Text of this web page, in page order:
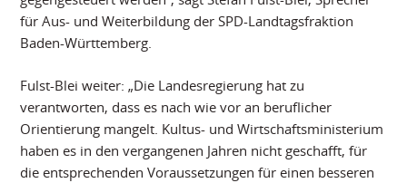
für Aus- und Weiterbildung der SPD-Landtagsfraktion
Baden-Württemberg.
Fulst-Blei weiter: „Die Landesregierung hat zu
verantworten, dass es nach wie vor an beruflicher
Orientierung mangelt. Kultus- und Wirtschaftsministerium
haben es in den vergangenen Jahren nicht geschafft, für
die entsprechenden Voraussetzungen für einen besseren